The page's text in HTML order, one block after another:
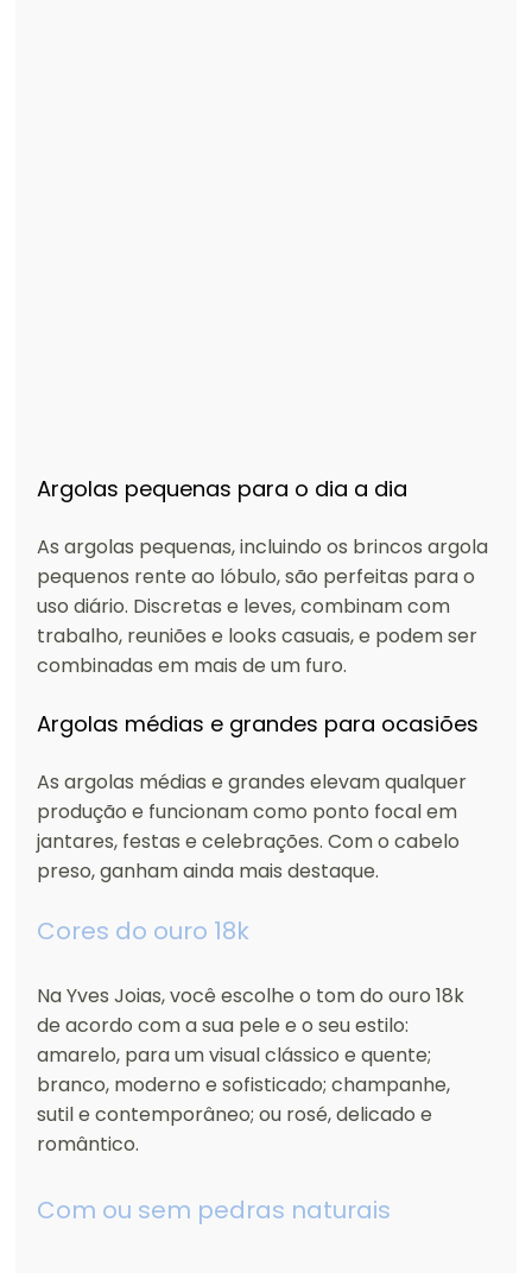
Argolas pequenas para o dia a dia
As argolas pequenas, incluindo os brincos argola
pequenos rente ao lóbulo, são perfeitas para o
uso diário. Discretas e leves, combinam com
trabalho, reuniões e looks casuais, e podem ser
combinadas em mais de um furo.
Argolas médias e grandes para ocasiões
As argolas médias e grandes elevam qualquer
produção e funcionam como ponto focal em
jantares, festas e celebrações. Com o cabelo
preso, ganham ainda mais destaque.
Cores do ouro 18k
Na Yves Joias, você escolhe o tom do ouro 18k
de acordo com a sua pele e o seu estilo:
amarelo, para um visual clássico e quente;
branco, moderno e sofisticado; champanhe,
sutil e contemporâneo; ou rosé, delicado e
romântico.
Com ou sem pedras naturais